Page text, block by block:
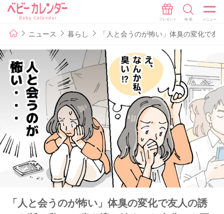
ニュース 暮らし 「人と会うのが怖い」体臭の変化で
「人と会うのが怖い」体臭の変化で友人の誘